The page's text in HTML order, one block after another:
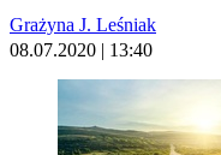
Grażyna J. Leśniak
08.07.2020 | 13:40